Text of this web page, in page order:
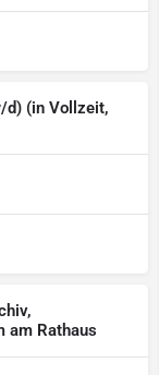
d) (in Vollzeit,
am Rathaus